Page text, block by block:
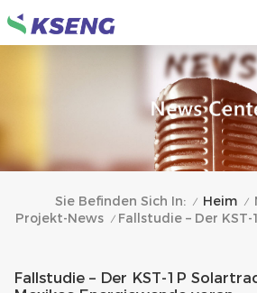
Sie Befinden Sich In: / Heim /
Projekt-News /
Fallstudie – Der KST-1P